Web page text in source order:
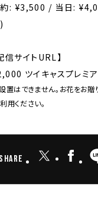
: ¥3,500 / 当日:
信サイトURL】
ツイキャスプレミ
置はできません。お花をお
用ください。
Share